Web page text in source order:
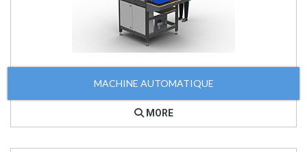
MACHINE AUTOMATIQUE
MORE